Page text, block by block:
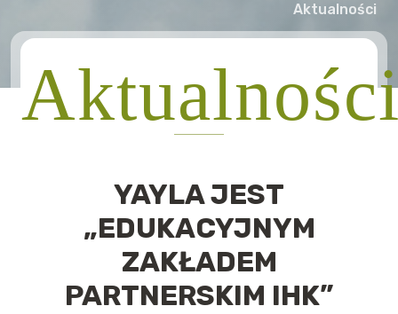
Aktualności
YAYLA JEST
„EDUKACYJNYM
ZAKŁADEM
PARTNERSKIM IHK”